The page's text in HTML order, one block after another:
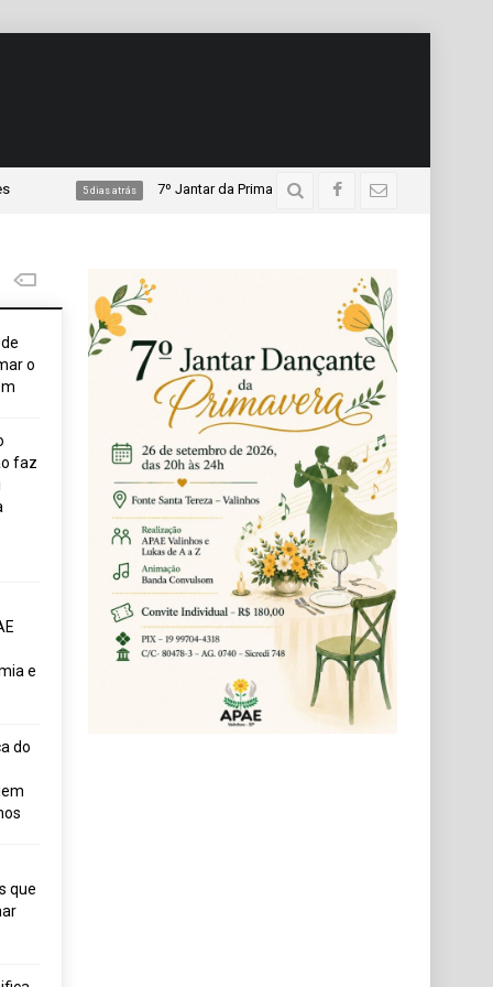
7º Jantar da Primavera da APAE promete noite de música,
o
faz
e
do
que